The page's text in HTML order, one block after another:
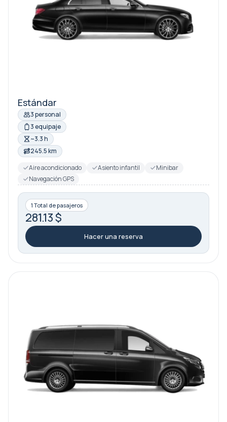
Estándar
3 personal
3 equipaje
~3.3 h
245.5 km
Aire acondicionado
Asiento infantil
Minibar
Navegación GPS
1 Total de pasajeros
281.13 $
Hacer una reserva